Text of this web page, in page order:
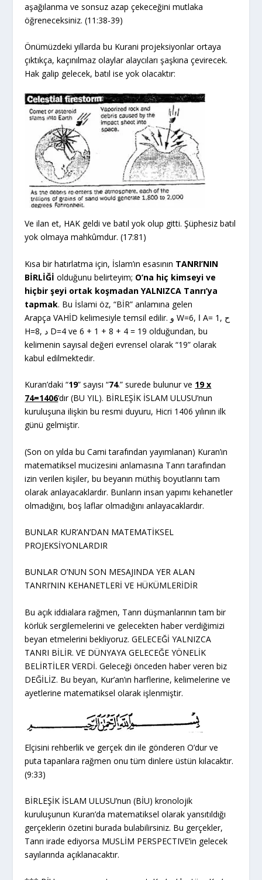
aşağılanma ve sonsuz azap çekeceğini mutlaka
öğreneceksiniz. (11:38-39)
Önümüzdeki yıllarda bu Kurani projeksiyonlar ortaya
çıktıkça, kaçınılmaz olaylar alaycıları şaşkına çevirecek.
Hak galip gelecek, batıl ise yok olacaktır:
Ve ilan et, HAK geldi ve batıl yok olup gitti. Şüphesiz batıl
yok olmaya mahkûmdur. (17:81)
Kısa bir hatırlatma için, İslam’ın esasının TANRI’NIN
BİRLİĞİ olduğunu belirteyim; O’na hiç kimseyi ve
hiçbir şeyi ortak koşmadan YALNIZCA Tanrı’ya
tapmak. Bu İslami öz, “BİR” anlamına gelen
Arapça VAHİD kelimesiyle temsil edilir. و W=6, ا A= 1, ح
H=8, د D=4 ve 6 + 1 + 8 + 4 = 19 olduğundan, bu
kelimenin sayısal değeri evrensel olarak “19” olarak
kabul edilmektedir.
Kuran’daki “19” sayısı “74.” surede bulunur ve 19 x
74=1406‘dır (BU YIL). BİRLEŞİK İSLAM ULUSU’nun
kuruluşuna ilişkin bu resmi duyuru, Hicri 1406 yılının ilk
günü gelmiştir.
(Son on yılda bu Cami tarafından yayımlanan) Kuran’ın
matematiksel mucizesini anlamasına Tanrı tarafından
izin verilen kişiler, bu beyanın müthiş boyutlarını tam
olarak anlayacaklardır. Bunların insan yapımı kehanetler
olmadığını, boş laflar olmadığını anlayacaklardır.
BUNLAR KUR’AN’DAN MATEMATİKSEL
PROJEKSİYONLARDIR
BUNLAR O’NUN SON MESAJINDA YER ALAN
TANRI’NIN KEHANETLERİ VE HÜKÜMLERİDİR
Bu açık iddialara rağmen, Tanrı düşmanlarının tam bir
körlük sergilemelerini ve gelecekten haber verdiğimizi
beyan etmelerini bekliyoruz. GELECEĞİ YALNIZCA
TANRI BİLİR. VE DÜNYAYA GELECEĞE YÖNELİK
BELİRTİLER VERDİ. Geleceği önceden haber veren biz
DEĞİLİZ. Bu beyan, Kur’an’ın harflerine, kelimelerine ve
ayetlerine matematiksel olarak işlenmiştir.
Elçisini rehberlik ve gerçek din ile gönderen O’dur ve
puta tapanlara rağmen onu tüm dinlere üstün kılacaktır.
(9:33)
BİRLEŞİK İSLAM ULUSU’nun (BİU) kronolojik
kuruluşunun Kuran’da matematiksel olarak yansıtıldığı
gerçeklerin özetini burada bulabilirsiniz. Bu gerçekler,
Tanrı irade ediyorsa MUSLİM PERSPECTIVE’in gelecek
sayılarında açıklanacaktır.